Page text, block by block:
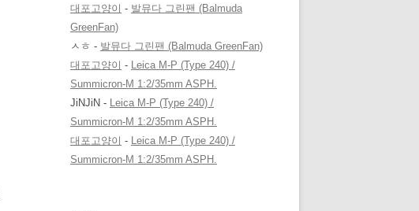
대포고양이 - 발뮤다 그린팬 (Balmuda
GreenFan)
ㅅㅎ - 발뮤다 그린팬 (Balmuda GreenFan)
대포고양이 - Leica M-P (Type 240) /
Summicron-M 1:2/35mm ASPH.
JiNJiN - Leica M-P (Type 240) /
Summicron-M 1:2/35mm ASPH.
대포고양이 - Leica M-P (Type 240) /
Summicron-M 1:2/35mm ASPH.